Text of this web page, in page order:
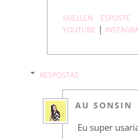
SUELLEN ESPOSTE
YOUTUBE |
RESPOSTAS
AU SONSIN
Eu super